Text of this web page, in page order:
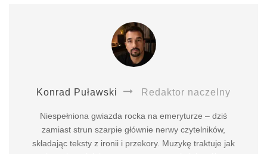
Konrad Puławski Redaktor naczelny
Niespełniona gwiazda rocka na emeryturze – dziś
zamiast strun szarpie głównie nerwy czytelników,
składając teksty z ironii i przekory. Muzykę traktuje jak